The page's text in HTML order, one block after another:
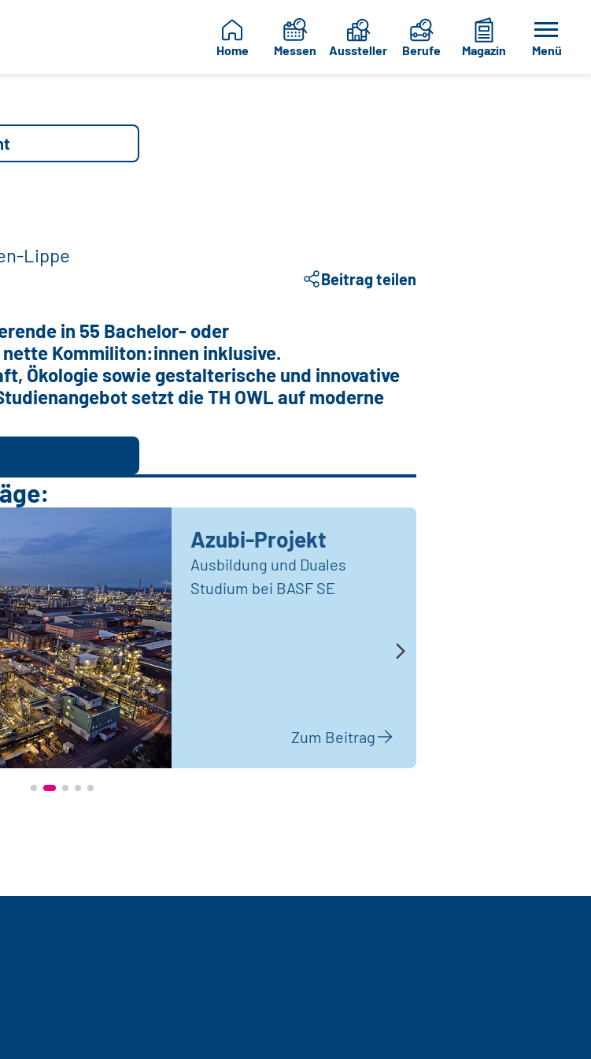
Home Messen Aussteller Berufe Magazin Menü
Lippe
Beitrag teilen
in 55 Bachelor- oder
Kommiliton:innen inklusive.
Ökologie sowie gestalterische und innovative
setzt die TH OWL auf moderne
Azubi-Projekt
Ausbildung und Duales
Studium bei BASF SE
Zum Beitrag